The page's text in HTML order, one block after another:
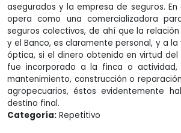
asegurados y la empresa de seguros.
opera como una comercializadora
seguros colectivos, de ahí que la
y el Banco, es claramente personal, y a la
óptica, si el dinero obtenido en virtud
fue incorporado a la finca o
mantenimiento, construcción o
agropecuarios, éstos evidentemente
destino final.
Categoría: Repetitivo